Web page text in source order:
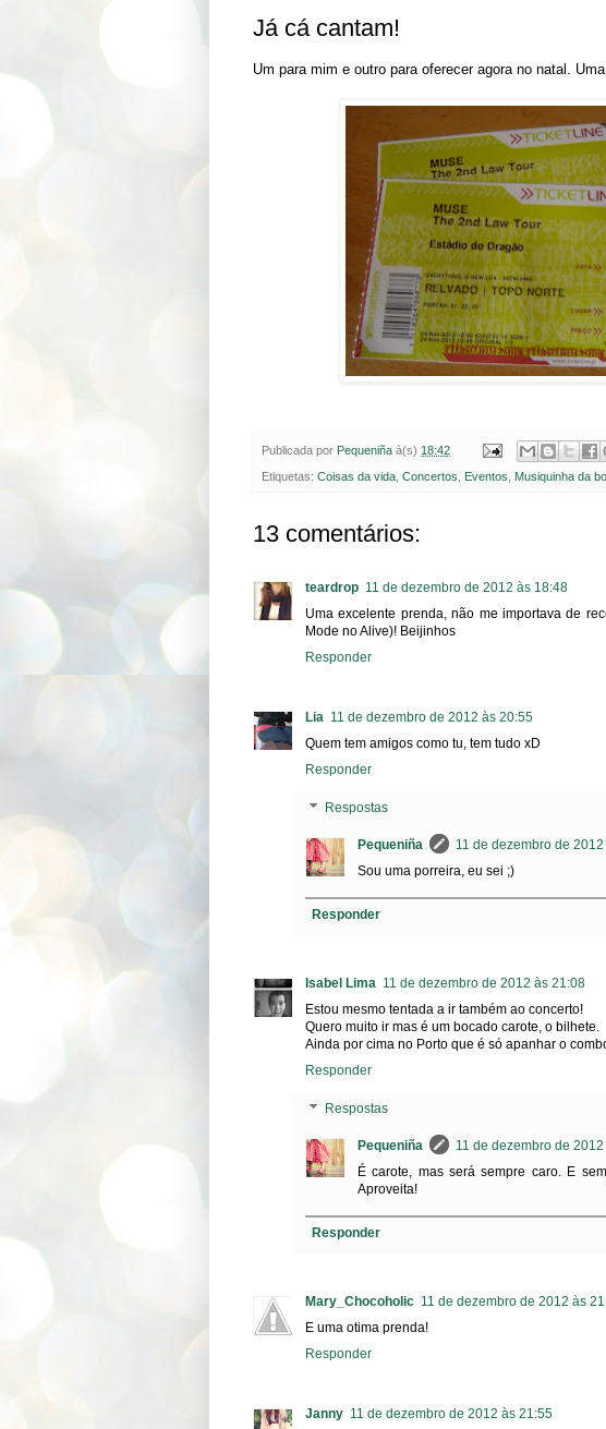
Já cá cantam!
Um para mim e outro para oferecer agora no natal.
Publicada por Pequeniña à(s) 18:42
Etiquetas: Coisas da vida Concertos Eventos Musiquinha da
13 comentários:
teardrop 11 de dezembro de 2012 às 18:48
Uma excelente prenda, não me importava de
Mode no Alive)! Beijinhos
Responder
Lia 11 de dezembro de 2012 às 20:55
Quem tem amigos como tu, tem tudo xD
Responder
Respostas
Pequeniña
11 de dezembro de
Sou uma porreira, eu sei ;)
Responder
Isabel Lima 11 de dezembro de 2012 às 21:08
Estou mesmo tentada a ir também ao concerto!
Quero muito ir mas é um bocado carote, o bilhete.
Ainda por cima no Porto que é só apanhar o
Responder
Respostas
Pequeniña
11 de dezembro de
É carote, mas será sempre caro. E
Aproveita!
Responder
Mary_Chocoholic 11 de dezembro de 2012 às
E uma otima prenda!
Responder
Janny 11 de dezembro de 2012 às 21:55